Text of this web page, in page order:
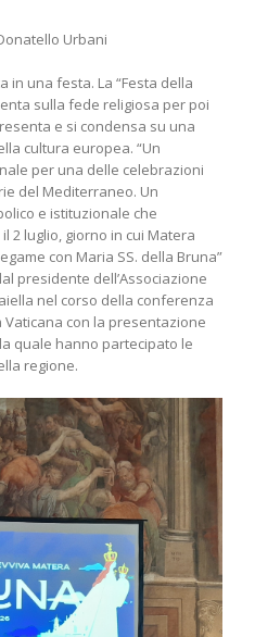
Urbani
in una festa. La “Festa della
sulla fede religiosa per poi
e si condensa su una
cultura europea. “Un
per una delle celebrazioni
del Mediterraneo. Un
e istituzionale che
2 luglio, giorno in cui Matera
con Maria SS. della Bruna”
presidente dell’Associazione
nel corso della conferenza
con la presentazione
quale hanno partecipato le
regione.